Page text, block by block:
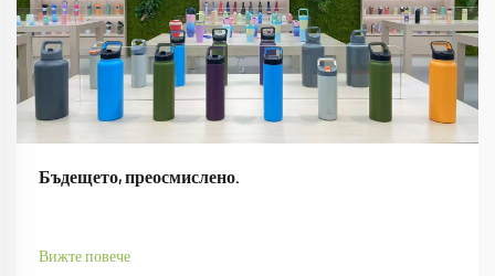
Бъдещето, преосмислено.
Вижте повече